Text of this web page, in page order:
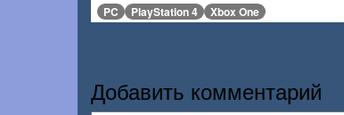
PC PlayStation 4 Xbox One
Добавить комментарий